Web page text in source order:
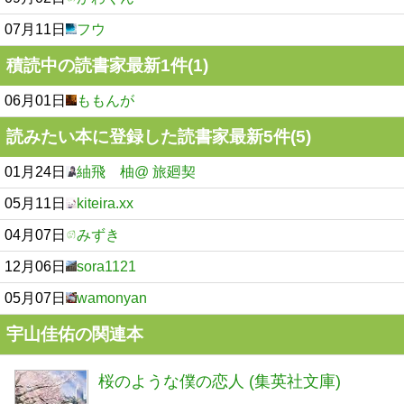
07月11日 フウ
積読中の読書家最新1件(1)
06月01日 ももんが
読みたい本に登録した読書家最新5件(5)
01月24日 紬飛 柚@ 旅廻契
05月11日 kiteira.xx
04月07日 みずき
12月06日 sora1121
05月07日 wamonyan
宇山佳佑の関連本
桜のような僕の恋人 (集英社文庫)